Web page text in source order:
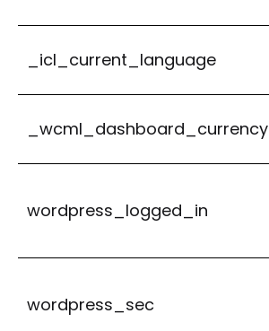
_icl_current_language
_wcml_dashboard_currency
wordpress_logged_in
wordpress_sec